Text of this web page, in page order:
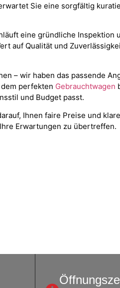
Sie eine sorgfältig
eine gründliche Inspektion
auf Qualität und
– wir haben das passende
perfekten Gebrauchtwagen
und Budget passt.
Ihnen faire Preise und klare
Erwartungen zu übertreffen.